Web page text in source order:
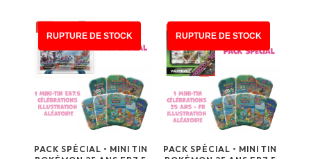
€ 115,95.
€ 105,90.
RUPTURE DE STOCK
PACK SPÉCIAL • MINI TIN
RUPTURE DE STOCK
PACK SPÉCIAL • MINI TIN